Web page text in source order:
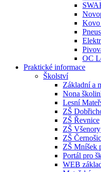
Kovo
OC
Praktické informace
Školství
Základní a
Nona
Lesní
ZŠ
ZŠ Řevnice
ZŠ Všenory
ZŠ
ZŠ Mníšek
Portál pro
WEB